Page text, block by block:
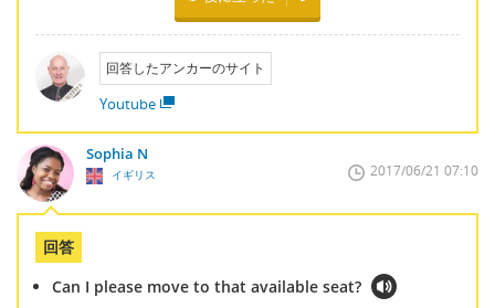
回答したアンカーのサイト
Youtube
Sophia N
イギリス 2017/06/21 07:10
回答
Can I please move to that available seat?